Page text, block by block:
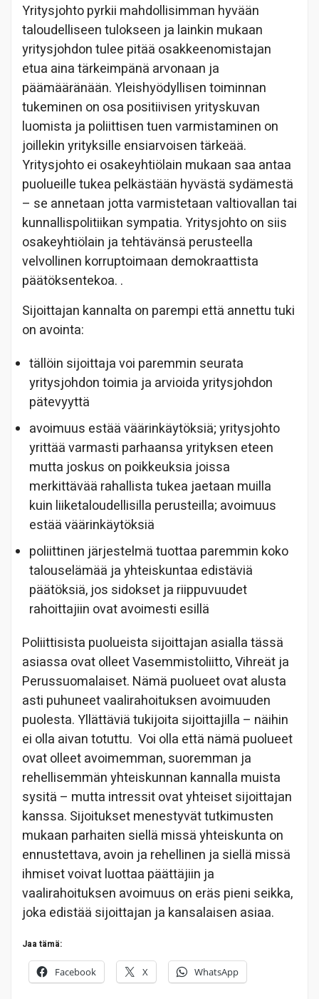
Yritysjohto pyrkii mahdollisimman hyvään
taloudelliseen tulokseen ja lainkin mukaan
yritysjohdon tulee pitää osakkeenomistajan
etua aina tärkeimpänä arvonaan ja
päämääränään. Yleishyödyllisen toiminnan
tukeminen on osa positiivisen yrityskuvan
luomista ja poliittisen tuen varmistaminen on
joillekin yrityksille ensiarvoisen tärkeää.
Yritysjohto ei osakeyhtiölain mukaan saa antaa
puolueille tukea pelkästään hyvästä sydämestä
– se annetaan jotta varmistetaan valtiovallan tai
kunnallispolitiikan sympatia. Yritysjohto on siis
osakeyhtiölain ja tehtävänsä perusteella
velvollinen korruptoimaan demokraattista
päätöksentekoa. .
Sijoittajan kannalta on parempi että annettu tuki
on avointa:
tällöin sijoittaja voi paremmin seurata
yritysjohdon toimia ja arvioida yritysjohdon
pätevyyttä
avoimuus estää väärinkäytöksiä; yritysjohto
yrittää varmasti parhaansa yrityksen eteen
mutta joskus on poikkeuksia joissa
merkittävää rahallista tukea jaetaan muilla
kuin liiketaloudellisilla perusteilla; avoimuus
estää väärinkäytöksiä
poliittinen järjestelmä tuottaa paremmin koko
talouselämää ja yhteiskuntaa edistäviä
päätöksiä, jos sidokset ja riippuvuudet
rahoittajiin ovat avoimesti esillä
Poliittisista puolueista sijoittajan asialla tässä
asiassa ovat olleet Vasemmistoliitto, Vihreät ja
Perussuomalaiset. Nämä puolueet ovat alusta
asti puhuneet vaalirahoituksen avoimuuden
puolesta. Yllättäviä tukijoita sijoittajilla – näihin
ei olla aivan totuttu. Voi olla että nämä puolueet
ovat olleet avoimemman, suoremman ja
rehellisemmän yhteiskunnan kannalla muista
sysitä – mutta intressit ovat yhteiset sijoittajan
kanssa. Sijoitukset menestyvät tutkimusten
mukaan parhaiten siellä missä yhteiskunta on
ennustettava, avoin ja rehellinen ja siellä missä
ihmiset voivat luottaa päättäjiin ja
vaalirahoituksen avoimuus on eräs pieni seikka,
joka edistää sijoittajan ja kansalaisen asiaa.
Jaa tämä:
Facebook X WhatsApp